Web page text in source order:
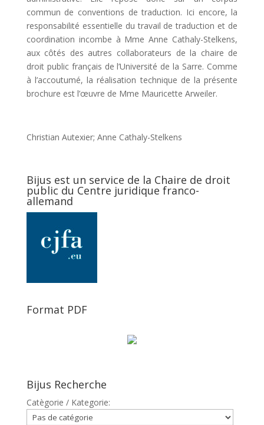
commun de conventions de traduction. Ici encore, la
responsabilité essentielle du travail de traduction et de
coordination incombe à Mme Anne Cathaly-Stelkens,
aux côtés des autres collaborateurs de la chaire de
droit public français de l’Université de la Sarre. Comme
à l’accoutumé, la réalisation technique de la présente
brochure est l’œuvre de Mme Mauricette Arweiler.
Christian Autexier; Anne Cathaly-Stelkens
Bijus est un service de la Chaire de droit
public du Centre juridique franco-
allemand
Format PDF
Bijus Recherche
Catègorie / Kategorie: